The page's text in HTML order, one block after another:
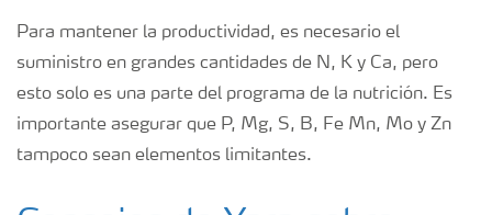
Para mantener la productividad, es necesario el
suministro en grandes cantidades de N, K y Ca, pero
esto solo es una parte del programa de la nutrición. Es
importante asegurar que P, Mg, S, B, Fe Mn, Mo y Zn
tampoco sean elementos limitantes.